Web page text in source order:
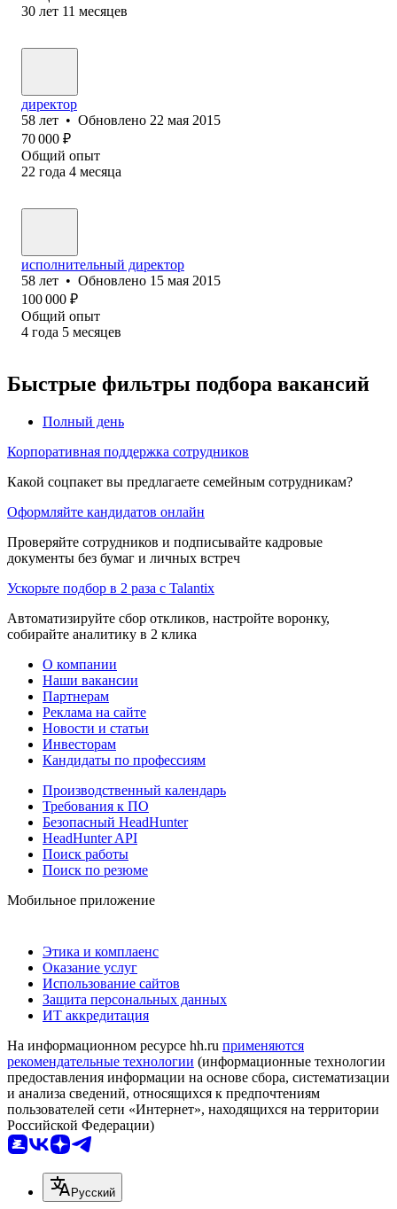
30 лет 11 месяцев
директор
58 лет • Обновлено 22 мая 2015
70 000 ₽
Общий опыт
22 года 4 месяца
исполнительный директор
58 лет • Обновлено 15 мая 2015
100 000 ₽
Общий опыт
4 года 5 месяцев
Быстрые фильтры подбора вакансий
Полный день
Корпоративная поддержка сотрудников
Какой соцпакет вы предлагаете семейным сотрудникам?
Оформляйте кандидатов онлайн
Проверяйте сотрудников и подписывайте кадровые
документы без бумаг и личных встреч
Ускорьте подбор в 2 раза с Talantix
Автоматизируйте сбор откликов, настройте воронку,
собирайте аналитику в 2 клика
О компании
Наши вакансии
Партнерам
Реклама на сайте
Новости и статьи
Инвесторам
Кандидаты по профессиям
Производственный календарь
Требования к ПО
Безопасный HeadHunter
HeadHunter API
Поиск работы
Поиск по резюме
Мобильное приложение
Этика и комплаенс
Оказание услуг
Использование сайтов
Защита персональных данных
ИТ аккредитация
На информационном ресурсе hh.ru применяются
рекомендательные технологии (информационные технологии
предоставления информации на основе сбора, систематизации
и анализа сведений, относящихся к предпочтениям
пользователей сети «Интернет», находящихся на территории
Российской Федерации)
Русский